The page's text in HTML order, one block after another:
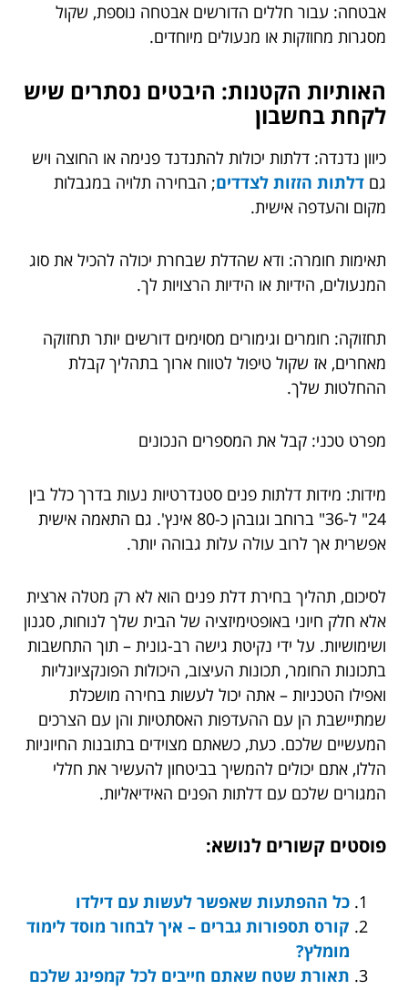
אבטחה: עבור חללים הדורשים אבטחה נוספת, שקול
מסגרות מחוזקות או מנעולים מיוחדים.
האותיות הקטנות: היבטים נסתרים שיש
לקחת בחשבון
כיוון נדנדה: דלתות יכולות להתנדנד פנימה או החוצה ויש
גם דלתות הזזות לצדדים; הבחירה תלויה במגבלות
מקום והעדפה אישית.
תאימות חומרה: ודא שהדלת שבחרת יכולה להכיל את סוג
המנעולים, הידיות או הידיות הרצויות לך.
תחזוקה: חומרים וגימורים מסוימים דורשים יותר תחזוקה
מאחרים, אז שקול טיפול לטווח ארוך בתהליך קבלת
ההחלטות שלך.
מפרט טכני: קבל את המספרים הנכונים
מידות: מידות דלתות פנים סטנדרטיות נעות בדרך כלל בין
24" ל-36" ברוחב וגובהן כ-80 אינץ'. גם התאמה אישית
אפשרית אך לרוב עולה עלות גבוהה יותר.
לסיכום, תהליך בחירת דלת פנים הוא לא רק מטלה ארצית
אלא חלק חיוני באופטימיזציה של הבית שלך לנוחות, סגנון
ושימושיות. על ידי נקיטת גישה רב-גונית – תוך התחשבות
בתכונות החומר, תכונות העיצוב, היכולות הפונקציונליות
ואפילו הטכניות – אתה יכול לעשות בחירה מושכלת
שמתיישבת הן עם ההעדפות האסתטיות והן עם הצרכים
המעשיים שלכם. כעת, כשאתם מצוידים בתובנות החיוניות
הללו, אתם יכולים להמשיך בביטחון להעשיר את חללי
המגורים שלכם עם דלתות הפנים האידיאליות.
פוסטים קשורים לנושא:
כל ההפתעות שאפשר לעשות עם דילדו
קורס תספורות גברים – איך לבחור מוסד לימוד
מומלץ?
תאורת שטח שאתם חייבים לכל קמפינג שלכם